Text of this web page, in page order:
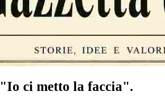
"Io ci metto la faccia".